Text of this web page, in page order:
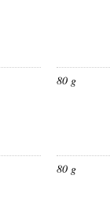
80 g
80 g